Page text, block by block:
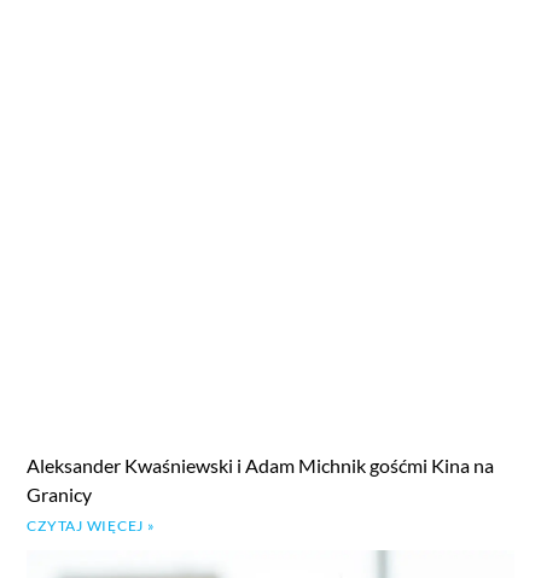
Aleksander Kwaśniewski i Adam Michnik gośćmi Kina na
Granicy
CZYTAJ WIĘCEJ »